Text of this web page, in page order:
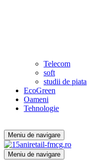
Telecom
soft
studii de piata
EcoGreen
Oameni
Tehnologie
Meniu de navigare
Meniu de navigare